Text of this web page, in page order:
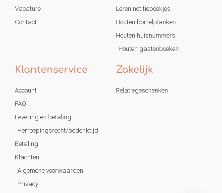
Vacature
Contact
Leren notitieboekjes
Houten borrelplanken
Houten huisnummers
Houten gastenboeken
Klantenservice
Account
FAQ
Levering en betaling
Herroepingsrecht/bedenktijd
Betaling
Klachten
Algemene voorwaarden
Privacy
Zakelijk
Relatiegeschenken